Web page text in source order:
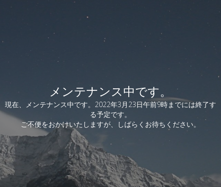
メンテナンス中です。
現在、メンテナンス中です。2022年3月23日午前9時までには終了す
る予定です。
ご不便をおかけいたしますが、しばらくお待ちください。